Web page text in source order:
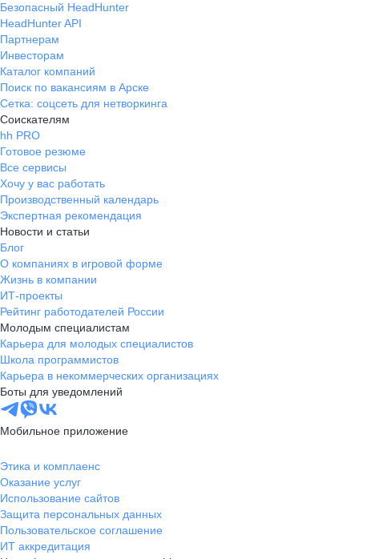
Безопасный HeadHunter
HeadHunter API
Партнерам
Инвесторам
Каталог компаний
Поиск по вакансиям в Арске
Сетка: соцсеть для нетворкинга
Соискателям
hh PRO
Готовое резюме
Все сервисы
Хочу у вас работать
Производственный календарь
Экспертная рекомендация
Новости и статьи
Блог
О компаниях в игровой форме
Жизнь в компании
ИТ-проекты
Рейтинг работодателей России
Молодым специалистам
Карьера для молодых специалистов
Школа программистов
Карьера в некоммерческих организациях
Боты для уведомлений
Мобильное приложение
Этика и комплаенс
Оказание услуг
Использование сайтов
Защита персональных данных
Пользовательское соглашение
ИТ аккредитация